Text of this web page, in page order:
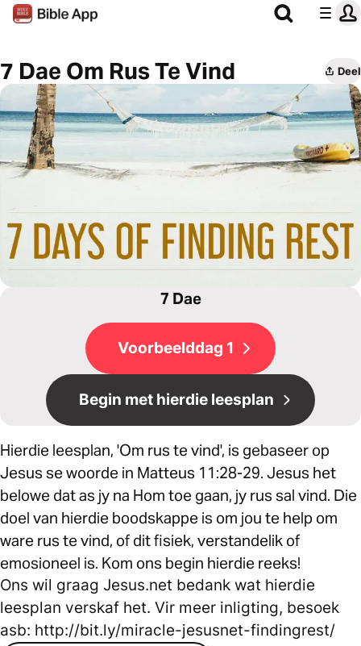
7 Dae Om Rus Te Vind Deel
7 Dae
Voorbeelddag 1
Begin met hierdie leesplan
Hierdie leesplan, 'Om rus te vind', is gebaseer op
Jesus se woorde in Matteus 11:28-29. Jesus het
belowe dat as jy na Hom toe gaan, jy rus sal vind. Die
doel van hierdie boodskappe is om jou te help om
ware rus te vind, of dit fisiek, verstandelik of
emosioneel is. Kom ons begin hierdie reeks!
Ons wil graag Jesus.net bedank wat hierdie
leesplan verskaf het. Vir meer inligting, besoek
asb: http://bit.ly/miracle-jesusnet-findingrest/